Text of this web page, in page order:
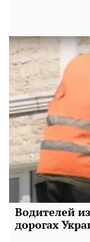
Водителей
дорогах